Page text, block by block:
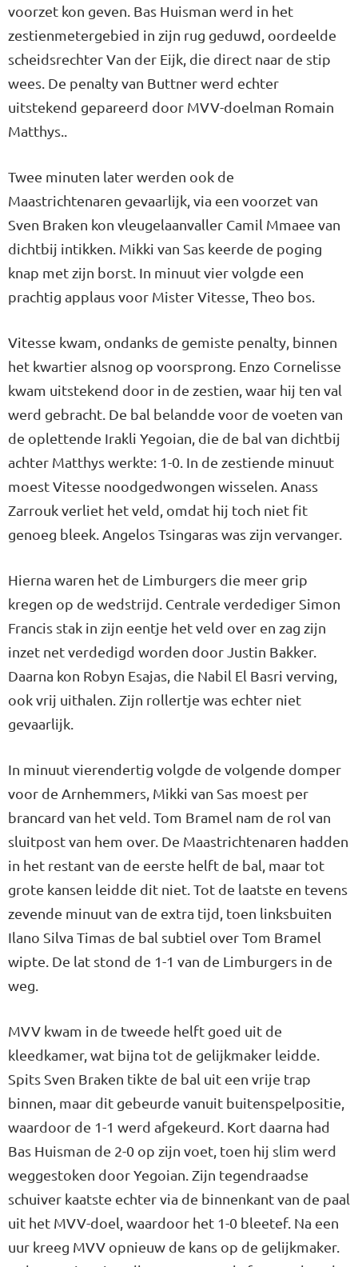
voorzet kon geven. Bas Huisman werd in het
zestienmetergebied in zijn rug geduwd, oordeelde
scheidsrechter Van der Eijk, die direct naar de stip
wees. De penalty van Buttner werd echter
uitstekend gepareerd door MVV-doelman Romain
Matthys..
Twee minuten later werden ook de
Maastrichtenaren gevaarlijk, via een voorzet van
Sven Braken kon vleugelaanvaller Camil Mmaee van
dichtbij intikken. Mikki van Sas keerde de poging
knap met zijn borst. In minuut vier volgde een
prachtig applaus voor Mister Vitesse, Theo bos.
Vitesse kwam, ondanks de gemiste penalty, binnen
het kwartier alsnog op voorsprong. Enzo Cornelisse
kwam uitstekend door in de zestien, waar hij ten val
werd gebracht. De bal belandde voor de voeten van
de oplettende Irakli Yegoian, die de bal van dichtbij
achter Matthys werkte: 1-0. In de zestiende minuut
moest Vitesse noodgedwongen wisselen. Anass
Zarrouk verliet het veld, omdat hij toch niet fit
genoeg bleek. Angelos Tsingaras was zijn vervanger.
Hierna waren het de Limburgers die meer grip
kregen op de wedstrijd. Centrale verdediger Simon
Francis stak in zijn eentje het veld over en zag zijn
inzet net verdedigd worden door Justin Bakker.
Daarna kon Robyn Esajas, die Nabil El Basri verving,
ook vrij uithalen. Zijn rollertje was echter niet
gevaarlijk.
In minuut vierendertig volgde de volgende domper
voor de Arnhemmers, Mikki van Sas moest per
brancard van het veld. Tom Bramel nam de rol van
sluitpost van hem over. De Maastrichtenaren hadden
in het restant van de eerste helft de bal, maar tot
grote kansen leidde dit niet. Tot de laatste en tevens
zevende minuut van de extra tijd, toen linksbuiten
Ilano Silva Timas de bal subtiel over Tom Bramel
wipte. De lat stond de 1-1 van de Limburgers in de
weg.
MVV kwam in de tweede helft goed uit de
kleedkamer, wat bijna tot de gelijkmaker leidde.
Spits Sven Braken tikte de bal uit een vrije trap
binnen, maar dit gebeurde vanuit buitenspelpositie,
waardoor de 1-1 werd afgekeurd. Kort daarna had
Bas Huisman de 2-0 op zijn voet, toen hij slim werd
weggestoken door Yegoian. Zijn tegendraadse
schuiver kaatste echter via de binnenkant van de paal
uit het MVV-doel, waardoor het 1-0 bleetef. Na een
uur kreeg MVV opnieuw de kans op de gelijkmaker.